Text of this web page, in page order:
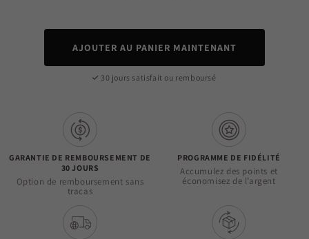
AJOUTER AU PANIER MAINTENANT
30 jours satisfait ou remboursé
GARANTIE DE REMBOURSEMENT DE
30 JOURS
Option de remboursement sans
tracas
PROGRAMME DE FIDÉLITÉ
Accumulez des points et
économisez de l’argent